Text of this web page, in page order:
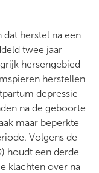
herstel na een
twee jaar
hersengebied –
herstellen
depressie
na de geboorte
maar beperkte
Volgens de
houdt een derde
klachten over na